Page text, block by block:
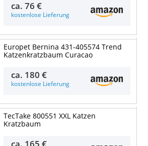
ca.76 €
kostenlose Lieferung
Europet Bernina 431-405574 Trend
Katzenkratzbaum Curacao
ca. 180 €
kostenlose Lieferung
TecTake 800551 XXL Katzen
Kratzbaum
ca. 165 €